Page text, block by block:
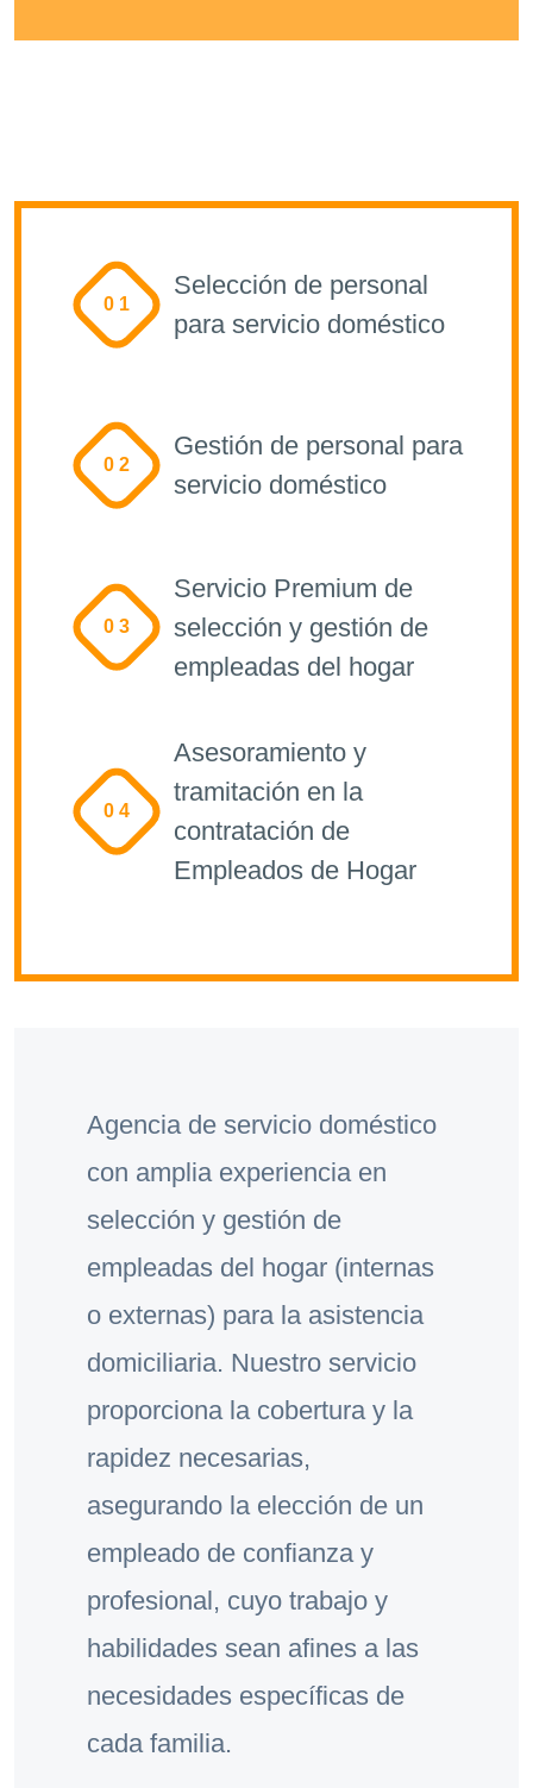
0 1
Selección de personal
para servicio doméstico
0 2
Gestión de personal para
servicio doméstico
0 3
Servicio Premium de
selección y gestión de
empleadas del hogar
0 4
Asesoramiento y
tramitación en la
contratación de
Empleados de Hogar
Agencia de servicio doméstico
con amplia experiencia en
selección y gestión de
empleadas del hogar (internas
o externas) para la asistencia
domiciliaria. Nuestro servicio
proporciona la cobertura y la
rapidez necesarias,
asegurando la elección de un
empleado de confianza y
profesional, cuyo trabajo y
habilidades sean afines a las
necesidades específicas de
cada familia.